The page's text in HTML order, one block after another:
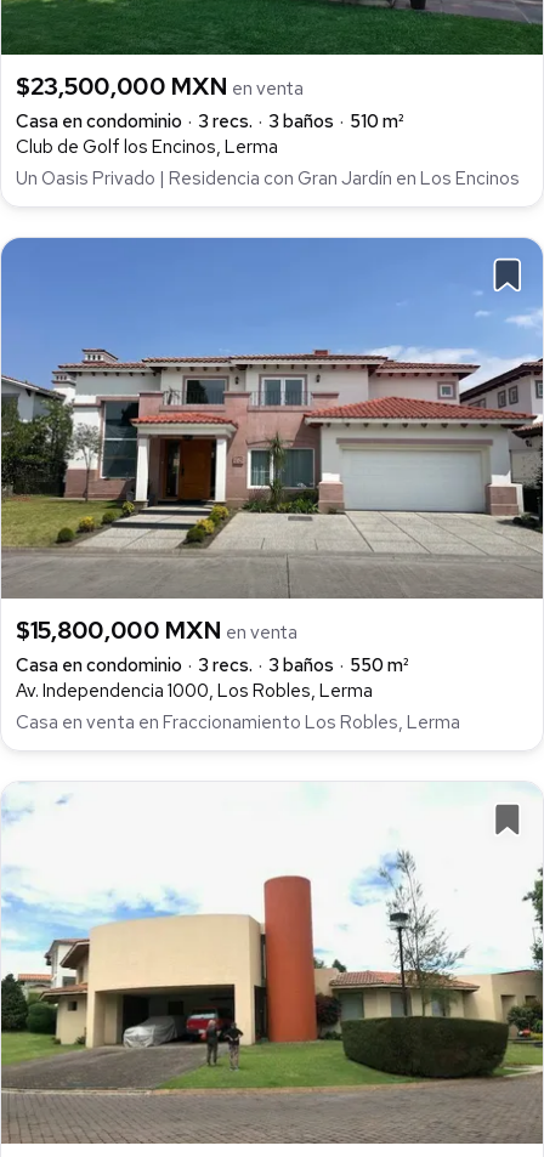
$23,500,000 MXN en venta
Casa en condominio
3 recs. 3 baños
510 m²
Club de Golf los Encinos, Lerma
Un Oasis Privado | Residencia con Gran Jardín en Los Encinos
$15,800,000 MXN en venta
Casa en condominio
3 recs. 3 baños
550 m²
Av. Independencia 1000, Los Robles, Lerma
Casa en venta en Fraccionamiento Los Robles, Lerma